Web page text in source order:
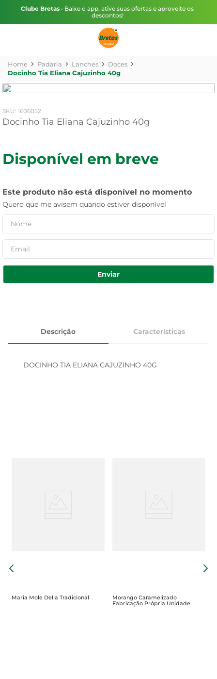
Clube Bretas • Baixe o app, ative suas ofertas e aproveite os
descontos!
Padaria Lanches
Doces
Docinho Tia Eliana Cajuzinho 40g
: 1606052
Docinho Tia Eliana Cajuzinho 40g
Disponível em breve
Este produto não está disponível no momento
Quero que me avisem quando estiver disponível
Enviar
Descrição Características
DOCINHO TIA ELIANA CAJUZINHO 40G
Maria Mole Della Tradicional
Morango Caramelizado
Fabricação Própria Unidade